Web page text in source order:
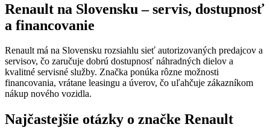
Renault na Slovensku – servis, dostupnosť
a financovanie
Renault má na Slovensku rozsiahlu sieť autorizovaných predajcov a
servisov, čo zaručuje dobrú dostupnosť náhradných dielov a
kvalitné servisné služby. Značka ponúka rôzne možnosti
financovania, vrátane leasingu a úverov, čo uľahčuje zákazníkom
nákup nového vozidla.
Najčastejšie otázky o značke Renault